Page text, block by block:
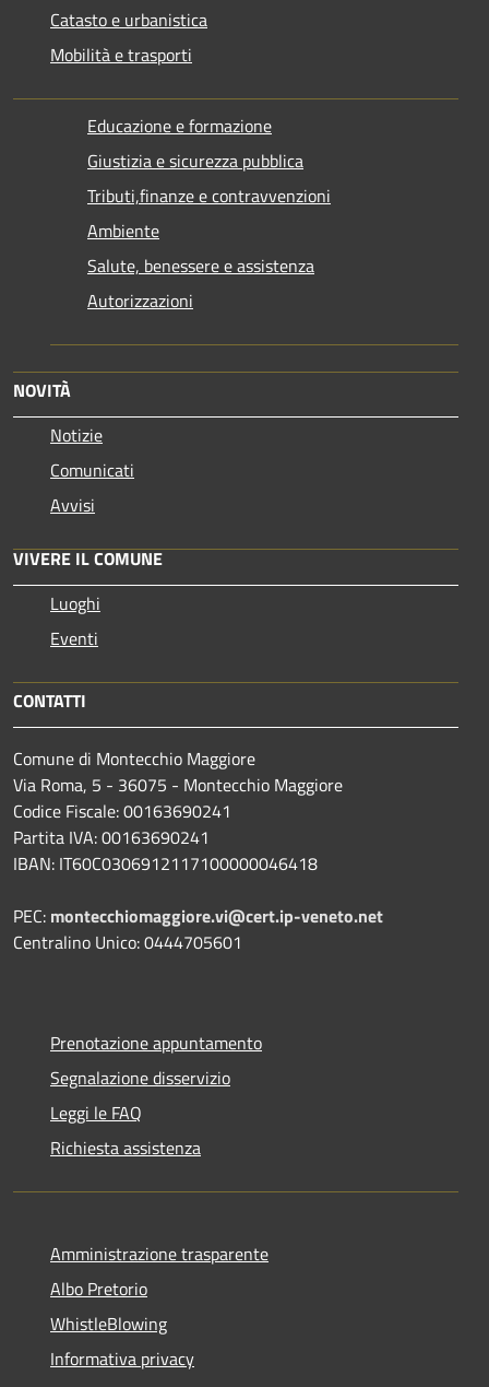
Catasto e urbanistica
Mobilità e trasporti
Educazione e formazione
Giustizia e sicurezza pubblica
Tributi,finanze e contravvenzioni
Ambiente
Salute, benessere e assistenza
Autorizzazioni
NOVITÀ
Notizie
Comunicati
Avvisi
VIVERE IL COMUNE
Luoghi
Eventi
CONTATTI
Comune di Montecchio Maggiore
Via Roma, 5 - 36075 - Montecchio Maggiore
Codice Fiscale: 00163690241
Partita IVA: 00163690241
IBAN: IT60C0306912117100000046418
PEC: montecchiomaggiore.vi@cert.ip-veneto.net
Centralino Unico: 0444705601
Prenotazione appuntamento
Segnalazione disservizio
Leggi le FAQ
Richiesta assistenza
Amministrazione trasparente
Albo Pretorio
WhistleBlowing
Informativa privacy